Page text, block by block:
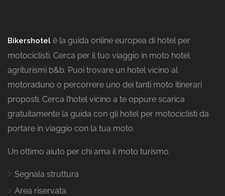
Bikershotel è la guida online europea di hotel per
motociclisti. Cerca per il tuo viaggio in moto hotel
agriturismi b&b. Puoi trovare un hotel vicino al
motoraduno o percorrere uno dei tanti moto itinerari
proposti. Cerca l’hotel vicino a te oppure scarica
gratuitamente la guida con gli hotel per motociclisti da
portare in viaggio con la tua moto.
Un ottimo aiuto per chi ama il moto turismo.
Segnala struttura
Area riservata